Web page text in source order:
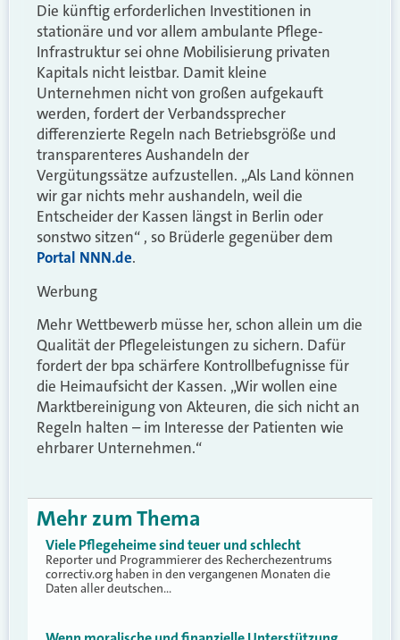
Die künftig erforderlichen Investitionen in
stationäre und vor allem ambulante Pflege-
Infrastruktur sei ohne Mobilisierung privaten
Kapitals nicht leistbar. Damit kleine
Unternehmen nicht von großen aufgekauft
werden, fordert der Verbandssprecher
differenzierte Regeln nach Betriebsgröße und
transparenteres Aushandeln der
Vergütungssätze aufzustellen. „Als Land können
wir gar nichts mehr aushandeln, weil die
Entscheider der Kassen längst in Berlin oder
sonstwo sitzen“ , so Brüderle gegenüber dem
Portal NNN.de.
Werbung
Mehr Wettbewerb müsse her, schon allein um die
Qualität der Pflegeleistungen zu sichern. Dafür
fordert der bpa schärfere Kontrollbefugnisse für
die Heimaufsicht der Kassen. „Wir wollen eine
Marktbereinigung von Akteuren, die sich nicht an
Regeln halten – im Interesse der Patienten wie
ehrbarer Unternehmen.“
Mehr zum Thema
Viele Pflegeheime sind teuer und schlecht
Reporter und Programmierer des Recherchezentrums
correctiv.org haben in den vergangenen Monaten die
Daten aller deutschen…